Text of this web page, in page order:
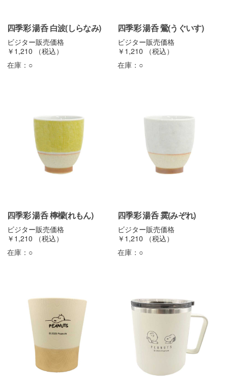
四季彩 湯呑 白波(しらなみ)
ビジター販売価格
￥1,210
（税込）
在庫： ○
四季彩 湯呑 鶯(うぐいす)
ビジター販売価格
￥1,210
（税込）
在庫： ○
四季彩 湯呑 檸檬(れもん)
ビジター販売価格
￥1,210
（税込）
在庫： ○
四季彩 湯呑 霙(みぞれ)
ビジター販売価格
￥1,210
（税込）
在庫： ○